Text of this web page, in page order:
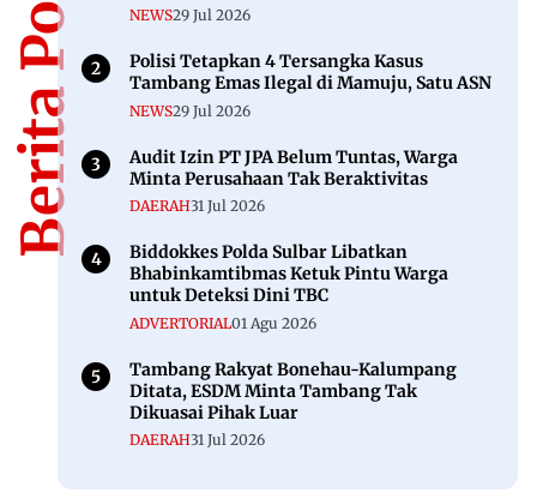
NEWS29 Jul 2026
Polisi Tetapkan 4 Tersangka Kasus
Tambang Emas Ilegal di Mamuju, Satu ASN
NEWS29 Jul 2026
Audit Izin PT JPA Belum Tuntas, Warga
Minta Perusahaan Tak Beraktivitas
DAERAH31 Jul 2026
Biddokkes Polda Sulbar Libatkan
Bhabinkamtibmas Ketuk Pintu Warga
untuk Deteksi Dini TBC
ADVERTORIAL01 Agu 2026
Tambang Rakyat Bonehau-Kalumpang
Ditata, ESDM Minta Tambang Tak
Dikuasai Pihak Luar
DAERAH31 Jul 2026